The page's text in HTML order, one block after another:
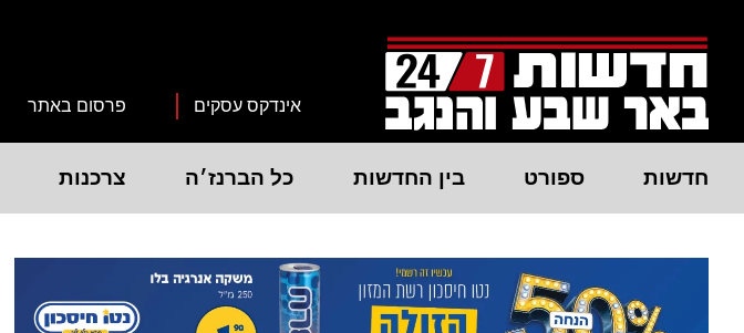
אינדקס עסקים פרסום באתר
חדשות ספורט בין החדשות כל הברנז׳ה צרכנות